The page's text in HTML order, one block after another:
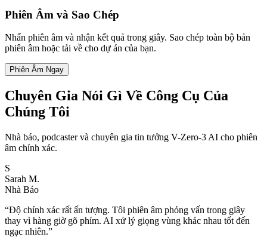
Phiên Âm và Sao Chép
Nhấn phiên âm và nhận kết quả trong giây. Sao chép toàn bộ bản
phiên âm hoặc tải về cho dự án của bạn.
Phiên Âm Ngay
Chuyên Gia Nói Gì Về Công Cụ Của
Chúng Tôi
Nhà báo, podcaster và chuyên gia tin tưởng V-Zero-3 AI cho phiên
âm chính xác.
S
Sarah M.
Nhà Báo
“Độ chính xác rất ấn tượng. Tôi phiên âm phỏng vấn trong giây
thay vì hàng giờ gõ phím. AI xử lý giọng vùng khác nhau tốt đến
ngạc nhiên.”